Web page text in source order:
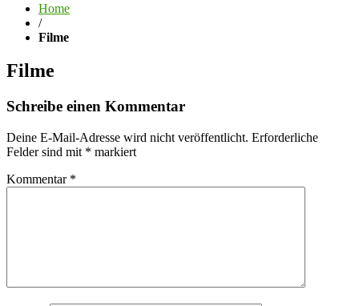
Home
/
Filme
Filme
Schreibe einen Kommentar
Deine E-Mail-Adresse wird nicht veröffentlicht. Erforderliche
Felder sind mit * markiert
Kommentar *